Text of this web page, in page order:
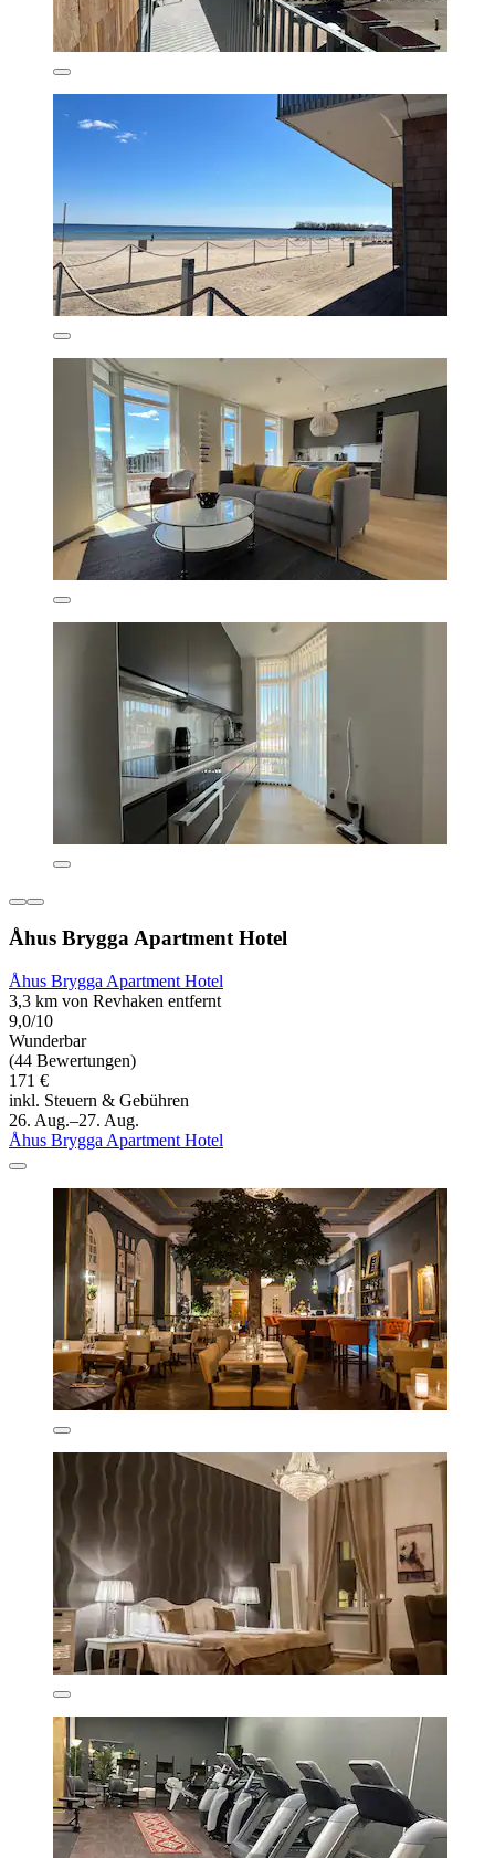
Åhus Brygga Apartment Hotel
Åhus Brygga Apartment Hotel
3,3 km von Revhaken entfernt
9,0/10
Wunderbar
(44 Bewertungen)
171 €
inkl. Steuern & Gebühren
26. Aug.–27. Aug.
Åhus Brygga Apartment Hotel